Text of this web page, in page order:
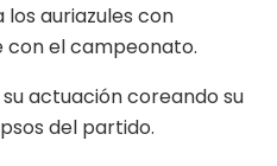
los auriazules con
con el campeonato.
actuación coreando su
del partido.